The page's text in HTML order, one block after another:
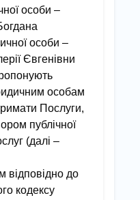
особи –
особи –
Євгенівни
особам
Послуги,
публічної
(далі –
відповідно до
кодексу